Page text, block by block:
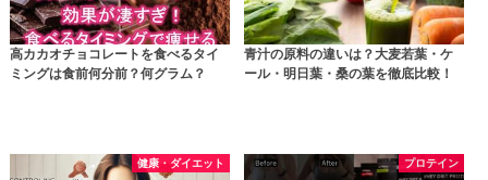
高カカオチョコレートを食べるタイ
ミングは食前何分前？何グラム？
青汁の原料の違いは？大麦若葉・ケ
ール・明日葉・桑の葉を徹底比較！
健康・ダイエット プロテイン